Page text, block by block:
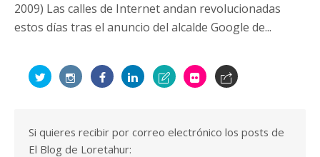
2009) Las calles de Internet andan revolucionadas
estos días tras el anuncio del alcalde Google de...
Si quieres recibir por correo electrónico los posts de
El Blog de Loretahur: